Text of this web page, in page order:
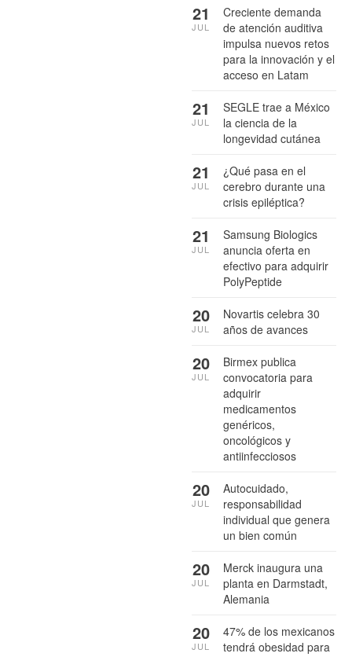
Creciente demanda
de atención auditiva
impulsa nuevos retos
para la innovación y el
acceso en Latam
21
JUL
SEGLE trae a México
la ciencia de la
longevidad cutánea
21
JUL
¿Qué pasa en el
cerebro durante una
crisis epiléptica?
21
JUL
Samsung Biologics
anuncia oferta en
efectivo para adquirir
PolyPeptide
21
JUL
Novartis celebra 30
años de avances
20
JUL
Birmex publica
convocatoria para
adquirir
medicamentos
genéricos,
oncológicos y
antiinfecciosos
20
JUL
Autocuidado,
responsabilidad
individual que genera
un bien común
20
JUL
Merck inaugura una
planta en Darmstadt,
Alemania
20
JUL
47% de los mexicanos
tendrá obesidad para
20
JUL